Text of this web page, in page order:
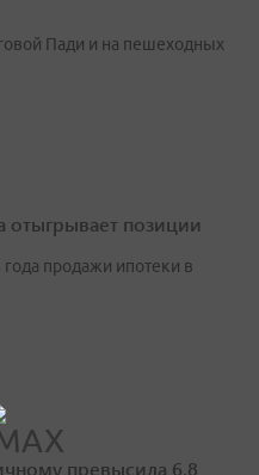
Пади и на пешеходных
отыгрывает позиции
продажи ипотеки в
превысила 6,8